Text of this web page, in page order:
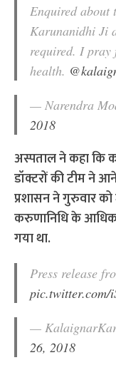
Enquired about
Karunanidhi Ji
required. I pray
health.
— Narendra
2018
अस्पताल ने कहा कि
डॉक्टरों की टीम ने
प्रशासन ने गुरुवार
करुणानिधि के
गया था.
Press release
pic.twitter.com/
—
26, 2018